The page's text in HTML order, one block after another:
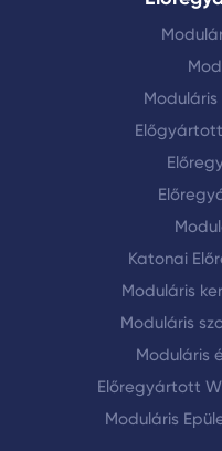
Katonai
Moduláris
Moduláris
Moduláris
Előregyártott
Moduláris